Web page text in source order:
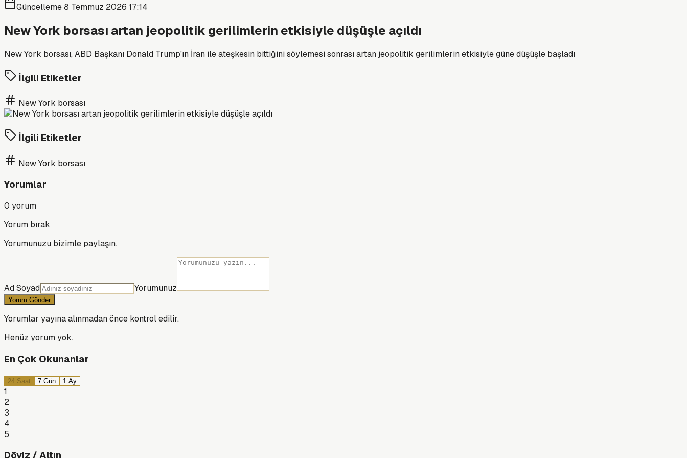
Güncelleme8 Temmuz 2026 17:14
New York borsası artan jeopolitik gerilimlerin etkisiyle düşüşle açıldı
New York borsası, ABD Başkanı Donald Trump'ın İran ile ateşkesin bittiğini söylemesi sonrası artan jeopolitik gerilimlerin etkisiyle güne düşüşle başladı
İlgili Etiketler
New York borsası
İlgili Etiketler
New York borsası
Yorumlar
0 yorum
Yorum bırak
Yorumunuzu bizimle paylaşın.
Ad Soyad Yorumunuz
Yorum Gönder
Yorumlar yayına alınmadan önce kontrol edilir.
Henüz yorum yok.
En Çok Okunanlar
24 Saat 7 Gün 1 Ay
1
2
3
4
5
Döviz / Altın